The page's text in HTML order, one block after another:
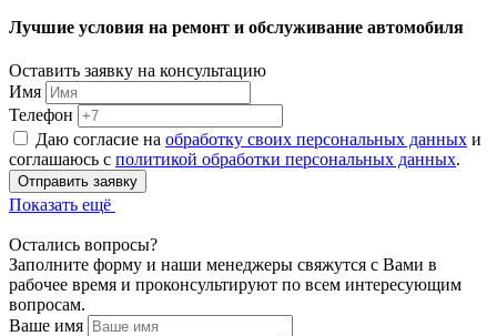
Лучшие условия на ремонт и обслуживание автомобиля
Оставить заявку на консультацию
Имя
Телефон
Даю согласие на обработку своих персональных данных и
соглашаюсь с политикой обработки персональных данных.
Отправить заявку
Показать ещё
Остались вопросы?
Заполните форму и наши менеджеры свяжутся с Вами в
рабочее время и проконсультируют по всем интересующим
вопросам.
Ваше имя